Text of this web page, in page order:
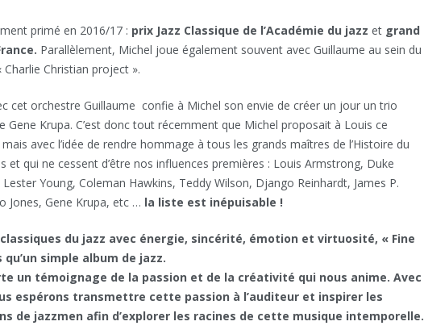
primé en 2016/17 : prix Jazz Classique de l’Académie du jazz et grand
Parallèlement, Michel joue également souvent avec Guillaume au sein du
Christian project ».
cet orchestre Guillaume confie à Michel son envie de créer un jour un trio
Gene Krupa. C’est donc tout récemment que Michel proposait à Louis ce
avec l’idée de rendre hommage à tous les grands maîtres de l’Histoire du
et qui ne cessent d’être nos influences premières : Louis Armstrong, Duke
Young, Coleman Hawkins, Teddy Wilson, Django Reinhardt, James P.
Jones, Gene Krupa, etc … la liste est inépuisable !
du jazz avec énergie, sincérité, émotion et virtuosité, « Fine
simple album de jazz.
un témoignage de la passion et de la créativité qui nous anime. Avec
espérons transmettre cette passion à l’auditeur et inspirer les
de jazzmen afin d’explorer les racines de cette musique intemporelle.